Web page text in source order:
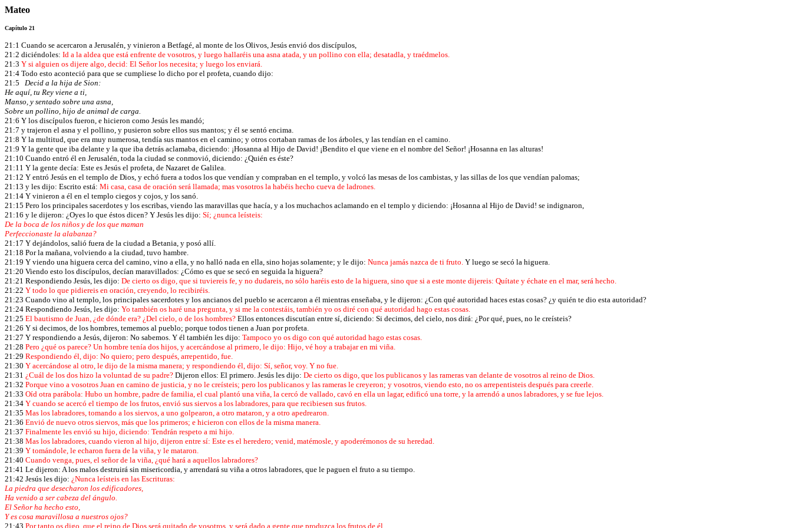
Mateo
Capítulo 21
21:1 Cuando se acercaron a Jerusalén, y vinieron a Betfagé, al monte de los Olivos, Jesús envió dos discípulos,
21:2 diciéndoles: Id a la aldea que está enfrente de vosotros, y luego hallaréis una asna atada, y un pollino con ella; desatadla, y traédmelos.
21:3 Y si alguien os dijere algo, decid: El Señor los necesita; y luego los enviará.
21:4 Todo esto aconteció para que se cumpliese lo dicho por el profeta, cuando dijo:
21:5 Decid a la hija de Sion:
He aquí, tu Rey viene a ti,
Manso, y sentado sobre una asna,
Sobre un pollino, hijo de animal de carga.
21:6 Y los discípulos fueron, e hicieron como Jesús les mandó;
21:7 y trajeron el asna y el pollino, y pusieron sobre ellos sus mantos; y él se sentó encima.
21:8 Y la multitud, que era muy numerosa, tendía sus mantos en el camino; y otros cortaban ramas de los árboles, y las tendían en el camino.
21:9 Y la gente que iba delante y la que iba detrás aclamaba, diciendo: ¡Hosanna al Hijo de David! ¡Bendito el que viene en el nombre del Señor! ¡Hosanna en las alturas!
21:10 Cuando entró él en Jerusalén, toda la ciudad se conmovió, diciendo: ¿Quién es éste?
21:11 Y la gente decía: Este es Jesús el profeta, de Nazaret de Galilea.
21:12 Y entró Jesús en el templo de Dios, y echó fuera a todos los que vendían y compraban en el templo, y volcó las mesas de los cambistas, y las sillas de los que vendían palomas;
21:13 y les dijo: Escrito está: Mi casa, casa de oración será llamada; mas vosotros la habéis hecho cueva de ladrones.
21:14 Y vinieron a él en el templo ciegos y cojos, y los sanó.
21:15 Pero los principales sacerdotes y los escribas, viendo las maravillas que hacía, y a los muchachos aclamando en el templo y diciendo: ¡Hosanna al Hijo de David! se indignaron,
21:16 y le dijeron: ¿Oyes lo que éstos dicen? Y Jesús les dijo: Sí; ¿nunca leísteis:
De la boca de los niños y de los que maman
Perfeccionaste la alabanza?
21:17 Y dejándolos, salió fuera de la ciudad a Betania, y posó allí.
21:18 Por la mañana, volviendo a la ciudad, tuvo hambre.
21:19 Y viendo una higuera cerca del camino, vino a ella, y no halló nada en ella, sino hojas solamente; y le dijo: Nunca jamás nazca de ti fruto. Y luego se secó la higuera.
21:20 Viendo esto los discípulos, decían maravillados: ¿Cómo es que se secó en seguida la higuera?
21:21 Respondiendo Jesús, les dijo: De cierto os digo, que si tuviereis fe, y no dudareis, no sólo haréis esto de la higuera, sino que si a este monte dijereis: Quítate y échate en el mar, será hecho.
21:22 Y todo lo que pidiereis en oración, creyendo, lo recibiréis.
21:23 Cuando vino al templo, los principales sacerdotes y los ancianos del pueblo se acercaron a él mientras enseñaba, y le dijeron: ¿Con qué autoridad haces estas cosas? ¿y quién te dio esta autoridad?
21:24 Respondiendo Jesús, les dijo: Yo también os haré una pregunta, y si me la contestáis, también yo os diré con qué autoridad hago estas cosas.
21:25 El bautismo de Juan, ¿de dónde era? ¿Del cielo, o de los hombres? Ellos entonces discutían entre sí, diciendo: Si decimos, del cielo, nos dirá: ¿Por qué, pues, no le creísteis?
21:26 Y si decimos, de los hombres, tememos al pueblo; porque todos tienen a Juan por profeta.
21:27 Y respondiendo a Jesús, dijeron: No sabemos. Y él también les dijo: Tampoco yo os digo con qué autoridad hago estas cosas.
21:28 Pero ¿qué os parece? Un hombre tenía dos hijos, y acercándose al primero, le dijo: Hijo, vé hoy a trabajar en mi viña.
21:29 Respondiendo él, dijo: No quiero; pero después, arrepentido, fue.
21:30 Y acercándose al otro, le dijo de la misma manera; y respondiendo él, dijo: Sí, señor, voy. Y no fue.
21:31 ¿Cuál de los dos hizo la voluntad de su padre? Dijeron ellos: El primero. Jesús les dijo: De cierto os digo, que los publicanos y las rameras van delante de vosotros al reino de Dios.
21:32 Porque vino a vosotros Juan en camino de justicia, y no le creísteis; pero los publicanos y las rameras le creyeron; y vosotros, viendo esto, no os arrepentisteis después para creerle.
21:33 Oíd otra parábola: Hubo un hombre, padre de familia, el cual plantó una viña, la cercó de vallado, cavó en ella un lagar, edificó una torre, y la arrendó a unos labradores, y se fue lejos.
21:34 Y cuando se acercó el tiempo de los frutos, envió sus siervos a los labradores, para que recibiesen sus frutos.
21:35 Mas los labradores, tomando a los siervos, a uno golpearon, a otro mataron, y a otro apedrearon.
21:36 Envió de nuevo otros siervos, más que los primeros; e hicieron con ellos de la misma manera.
21:37 Finalmente les envió su hijo, diciendo: Tendrán respeto a mi hijo.
21:38 Mas los labradores, cuando vieron al hijo, dijeron entre sí: Este es el heredero; venid, matémosle, y apoderémonos de su heredad.
21:39 Y tomándole, le echaron fuera de la viña, y le mataron.
21:40 Cuando venga, pues, el señor de la viña, ¿qué hará a aquellos labradores?
21:41 Le dijeron: A los malos destruirá sin misericordia, y arrendará su viña a otros labradores, que le paguen el fruto a su tiempo.
21:42 Jesús les dijo: ¿Nunca leísteis en las Escrituras:
La piedra que desecharon los edificadores,
Ha venido a ser cabeza del ángulo.
El Señor ha hecho esto,
Y es cosa maravillosa a nuestros ojos?
21:43 Por tanto os digo, que el reino de Dios será quitado de vosotros, y será dado a gente que produzca los frutos de él.